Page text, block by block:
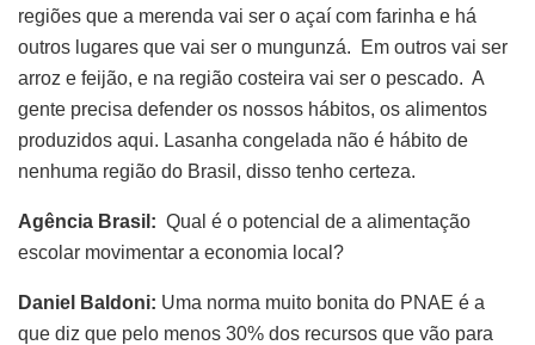
regiões que a merenda vai ser o açaí com farinha e há
outros lugares que vai ser o mungunzá. Em outros vai ser
arroz e feijão, e na região costeira vai ser o pescado. A
gente precisa defender os nossos hábitos, os alimentos
produzidos aqui. Lasanha congelada não é hábito de
nenhuma região do Brasil, disso tenho certeza.
Agência Brasil: Qual é o potencial de a alimentação
escolar movimentar a economia local?
Daniel Baldoni: Uma norma muito bonita do PNAE é a
que diz que pelo menos 30% dos recursos que vão para